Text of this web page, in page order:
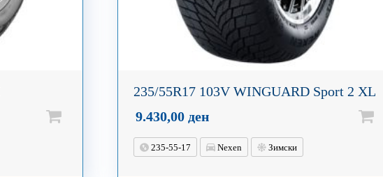
235/55R17 103V WINGUARD Sport 2 XL
9.430,00 ден
235-55-17 Nexen Зимски